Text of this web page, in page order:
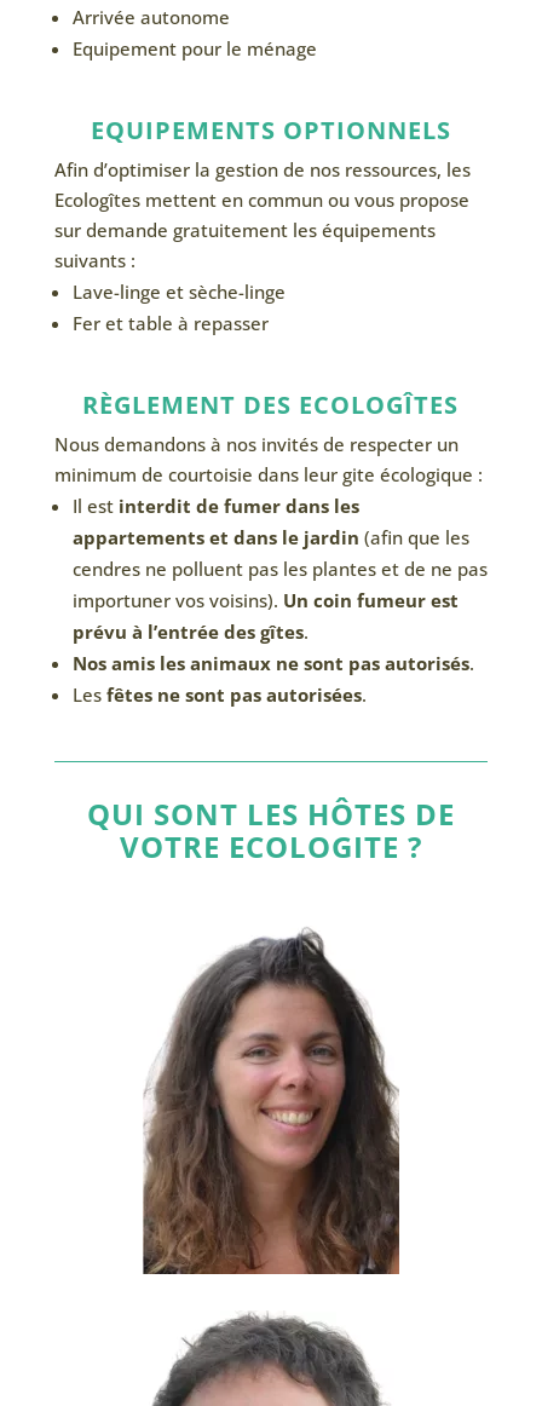
Arrivée autonome
Equipement pour le ménage
EQUIPEMENTS OPTIONNELS
Afin d’optimiser la gestion de nos ressources, les
Ecologîtes mettent en commun ou vous propose
sur demande gratuitement les équipements
suivants :
Lave-linge et sèche-linge
Fer et table à repasser
RÈGLEMENT DES ECOLOGÎTES
Nous demandons à nos invités de respecter un
minimum de courtoisie dans leur gite écologique :
Il est interdit de fumer dans les
appartements et dans le jardin (afin que les
cendres ne polluent pas les plantes et de ne pas
importuner vos voisins). Un coin fumeur est
prévu à l’entrée des gîtes.
Nos amis les animaux ne sont pas autorisés.
Les fêtes ne sont pas autorisées.
QUI SONT LES HÔTES DE
VOTRE ECOLOGITE ?